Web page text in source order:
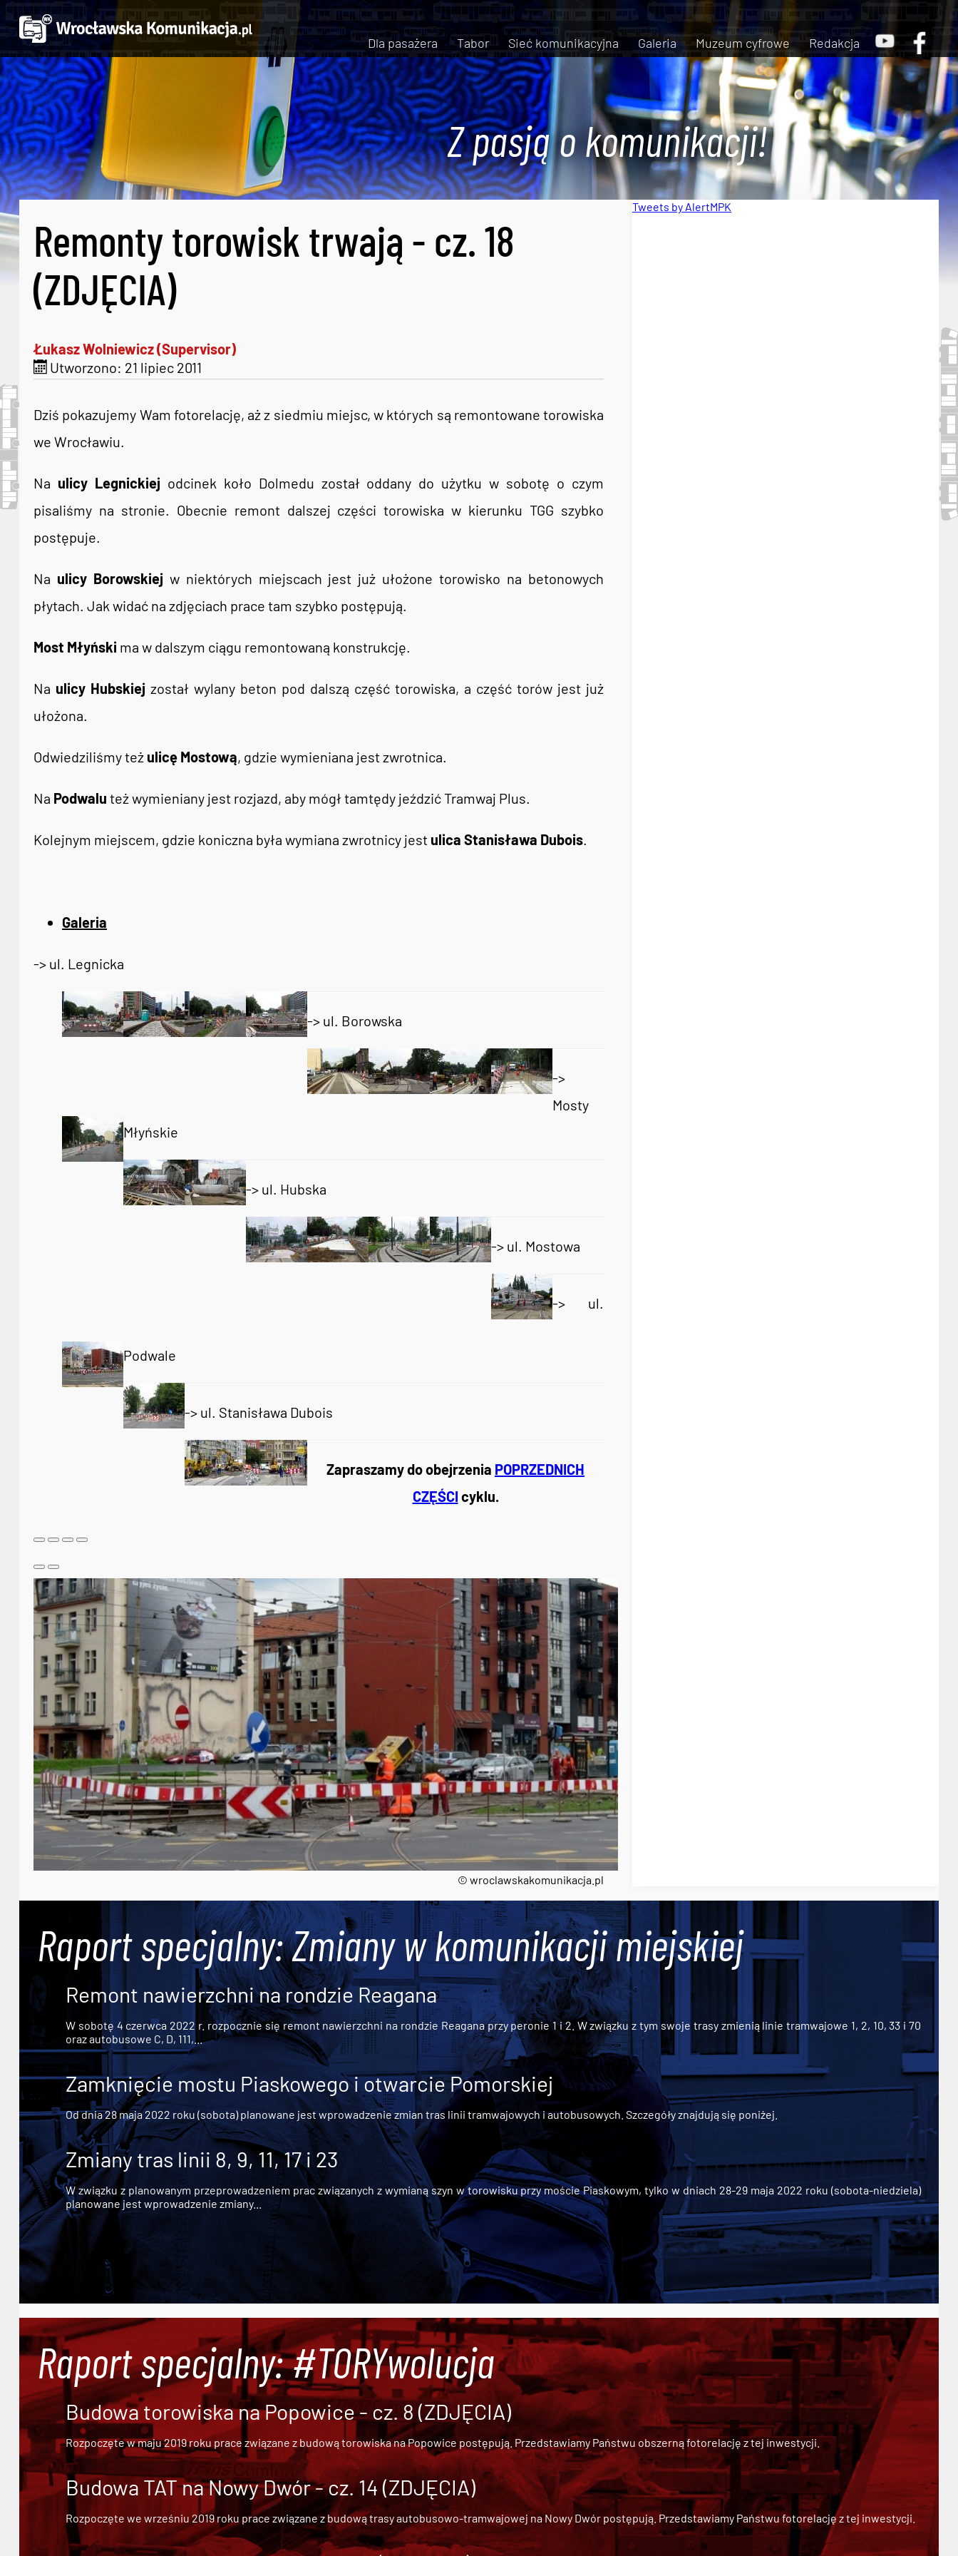
Dla pasażera Tabor Sieć komunikacyjna Galeria Muzeum cyfrowe Redakcja
Z pasją o komunikacji!
Remonty torowisk trwają - cz. 18
(ZDJĘCIA)
Łukasz Wolniewicz (Supervisor)
Utworzono: 21 lipiec 2011
© wroclawskakomunikacja.pl
Dziś pokazujemy Wam fotorelację, aż z siedmiu miejsc, w których są remontowane torowiska
we Wrocławiu.
Na ulicy Legnickiej odcinek koło Dolmedu został oddany do użytku w sobotę o czym
pisaliśmy na stronie. Obecnie remont dalszej części torowiska w kierunku TGG szybko
postępuje.
Na ulicy Borowskiej w niektórych miejscach jest już ułożone torowisko na betonowych
płytach. Jak widać na zdjęciach prace tam szybko postępują.
Most Młyński ma w dalszym ciągu remontowaną konstrukcję.
Na ulicy Hubskiej został wylany beton pod dalszą część torowiska, a część torów jest już
ułożona.
Odwiedziliśmy też ulicę Mostową, gdzie wymieniana jest zwrotnica.
Na Podwalu też wymieniany jest rozjazd, aby mógł tamtędy jeździć Tramwaj Plus.
Kolejnym miejscem, gdzie koniczna była wymiana zwrotnicy jest ulica Stanisława Dubois.
Galeria
-> ul. Legnicka
-> ul. Borowska
->
Mosty
Młyńskie
-> ul. Hubska
-> ul. Mostowa
-> ul.
Podwale
-> ul. Stanisława Dubois
Zapraszamy do obejrzenia POPRZEDNICH
CZĘŚCI cyklu.
Tweets by AlertMPK
Raport specjalny: Zmiany w komunikacji miejskiej
Remont nawierzchni na rondzie Reagana
W sobotę 4 czerwca 2022 r. rozpocznie się remont nawierzchni na rondzie Reagana przy peronie 1 i 2. W związku z tym swoje trasy zmienią linie tramwajowe 1, 2, 10, 33 i 70
oraz autobusowe C, D, 111,...
Zamknięcie mostu Piaskowego i otwarcie Pomorskiej
Od dnia 28 maja 2022 roku (sobota) planowane jest wprowadzenie zmian tras linii tramwajowych i autobusowych. Szczegóły znajdują się poniżej.
Zmiany tras linii 8, 9, 11, 17 i 23
W związku z planowanym przeprowadzeniem prac związanych z wymianą szyn w torowisku przy moście Piaskowym, tylko w dniach 28-29 maja 2022 roku (sobota-niedziela)
planowane jest wprowadzenie zmiany...
Raport specjalny: #TORYwolucja
Budowa torowiska na Popowice - cz. 8 (ZDJĘCIA)
Rozpoczęte w maju 2019 roku prace związane z budową torowiska na Popowice postępują. Przedstawiamy Państwu obszerną fotorelację z tej inwestycji.
Budowa TAT na Nowy Dwór - cz. 14 (ZDJĘCIA)
Rozpoczęte we wrześniu 2019 roku prace związane zbudową trasy autobusowo-tramwajowej na Nowy Dwórpostępują. Przedstawiamy Państwu fotorelację z tej inwestycji.